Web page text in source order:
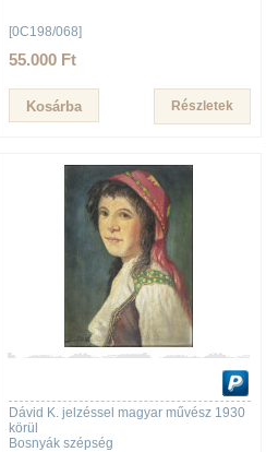
[0C198/068]
55.000 Ft
Részletek
Dávid K. jelzéssel magyar művész 1930
körül
Bosnyák szépség